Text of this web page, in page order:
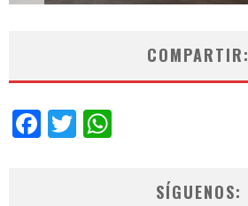
COMPARTIR:
Facebook
Twitter
SÍGUENOS: